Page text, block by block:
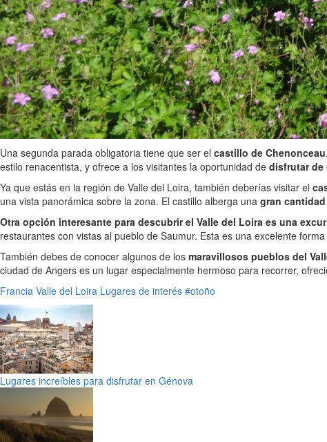
Una segunda parada obligatoria tiene que ser el castillo de Chenonceau
estilo renacentista, y ofrece a los visitantes la oportunidad de disfrutar de
Ya que estás en la región de Valle del Loira, también deberías visitar el
una vista panorámica sobre la zona. El castillo alberga una gran
Otra opción interesante para descubrir el Valle del Loira es una
restaurantes con vistas al pueblo de Saumur. Esta es una excelente
También debes de conocer algunos de los maravillosos pueblos del
ciudad de Angers es un lugar especialmente hermoso para recorrer,
Francia Valle del Loira Lugares de interés #otoño
Lugares increíbles para disfrutar en Génova